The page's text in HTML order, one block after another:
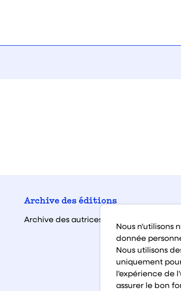
Archive des éditions
Archive des autrices et auteurs
Nous n'utilisons
donnée
Nous utilisons
uniquement
l'expérience de
assurer le bon